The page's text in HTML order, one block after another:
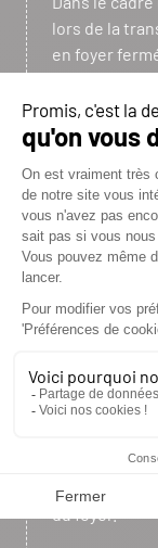
lors de la
en foyer
clé. Elle
visuellement
résultat est
et
que l’espace
Bien plus
grilles
répondent
ventilation
le principe de
la circulation
au confort
du foyer.